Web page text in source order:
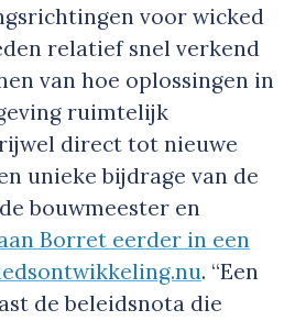
voor wicked
relatief snel verkend
van hoe oplossingen in
ruimtelijk
direct tot nieuwe
unieke bijdrage van de
bouwmeester en
Borret eerder in een
. “Een
de beleidsnota die